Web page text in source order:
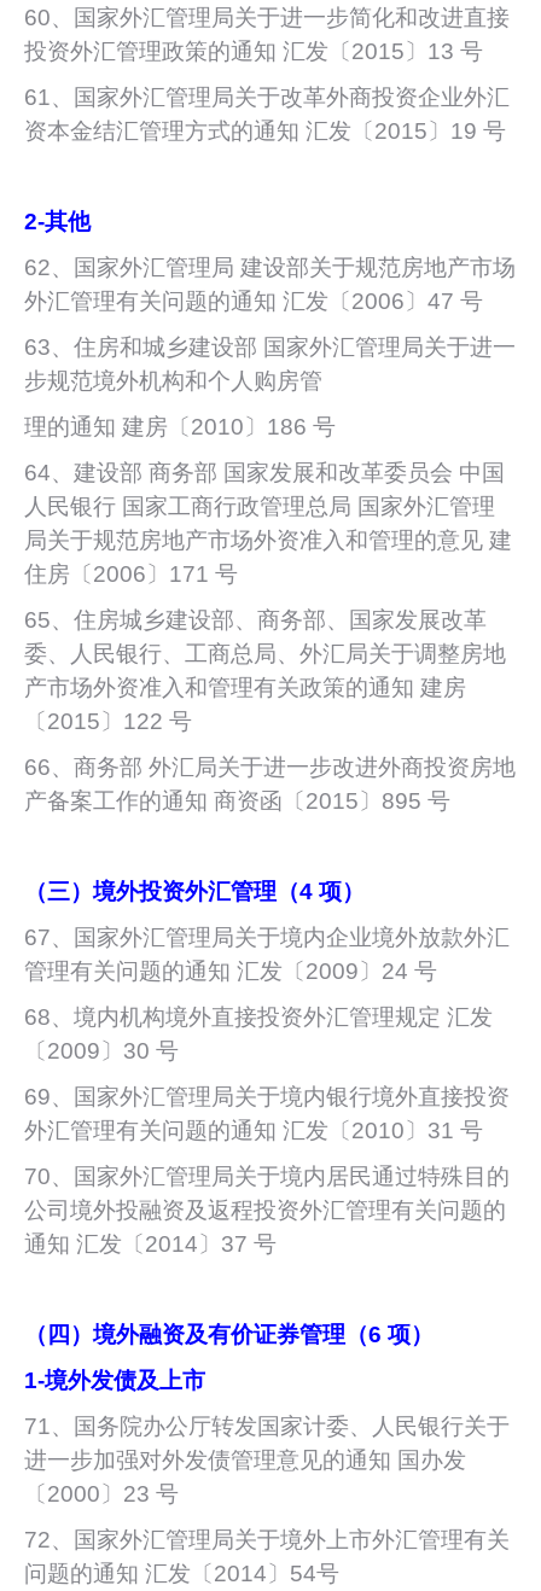
60、国家外汇管理局关于进一步简化和改进直接
投资外汇管理政策的通知 汇发〔2015〕13 号
61、国家外汇管理局关于改革外商投资企业外汇
资本金结汇管理方式的通知 汇发〔2015〕19 号
2-其他
62、国家外汇管理局 建设部关于规范房地产市场
外汇管理有关问题的通知 汇发〔2006〕47 号
63、住房和城乡建设部 国家外汇管理局关于进一
步规范境外机构和个人购房管
理的通知 建房〔2010〕186 号
64、建设部 商务部 国家发展和改革委员会 中国
人民银行 国家工商行政管理总局 国家外汇管理
局关于规范房地产市场外资准入和管理的意见 建
住房〔2006〕171 号
65、住房城乡建设部、商务部、国家发展改革
委、人民银行、工商总局、外汇局关于调整房地
产市场外资准入和管理有关政策的通知 建房
〔2015〕122 号
66、商务部 外汇局关于进一步改进外商投资房地
产备案工作的通知 商资函〔2015〕895 号
（三）境外投资外汇管理（4 项）
67、国家外汇管理局关于境内企业境外放款外汇
管理有关问题的通知 汇发〔2009〕24 号
68、境内机构境外直接投资外汇管理规定 汇发
〔2009〕30 号
69、国家外汇管理局关于境内银行境外直接投资
外汇管理有关问题的通知 汇发〔2010〕31 号
70、国家外汇管理局关于境内居民通过特殊目的
公司境外投融资及返程投资外汇管理有关问题的
通知 汇发〔2014〕37 号
（四）境外融资及有价证券管理（6 项）
1-境外发债及上市
71、国务院办公厅转发国家计委、人民银行关于
进一步加强对外发债管理意见的通知 国办发
〔2000〕23 号
72、国家外汇管理局关于境外上市外汇管理有关
问题的通知 汇发〔2014〕54号